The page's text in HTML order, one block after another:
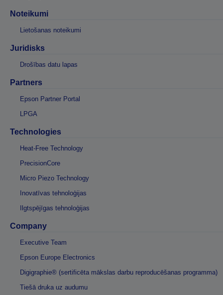
Noteikumi
Lietošanas noteikumi
Juridisks
Drošības datu lapas
Partners
Epson Partner Portal
LPGA
Technologies
Heat-Free Technology
PrecisionCore
Micro Piezo Technology
Inovatīvas tehnoloģijas
Ilgtspējīgas tehnoloģijas
Company
Executive Team
Epson Europe Electronics
Digigraphie® (sertificēta mākslas darbu reproducēšanas programma)
Tiešā druka uz audumu